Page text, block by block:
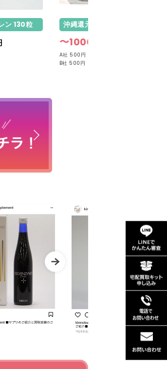
ン 130粒 沖縄還元ウコンΣ 100粒
〜1000
A社 500円
B社 500円